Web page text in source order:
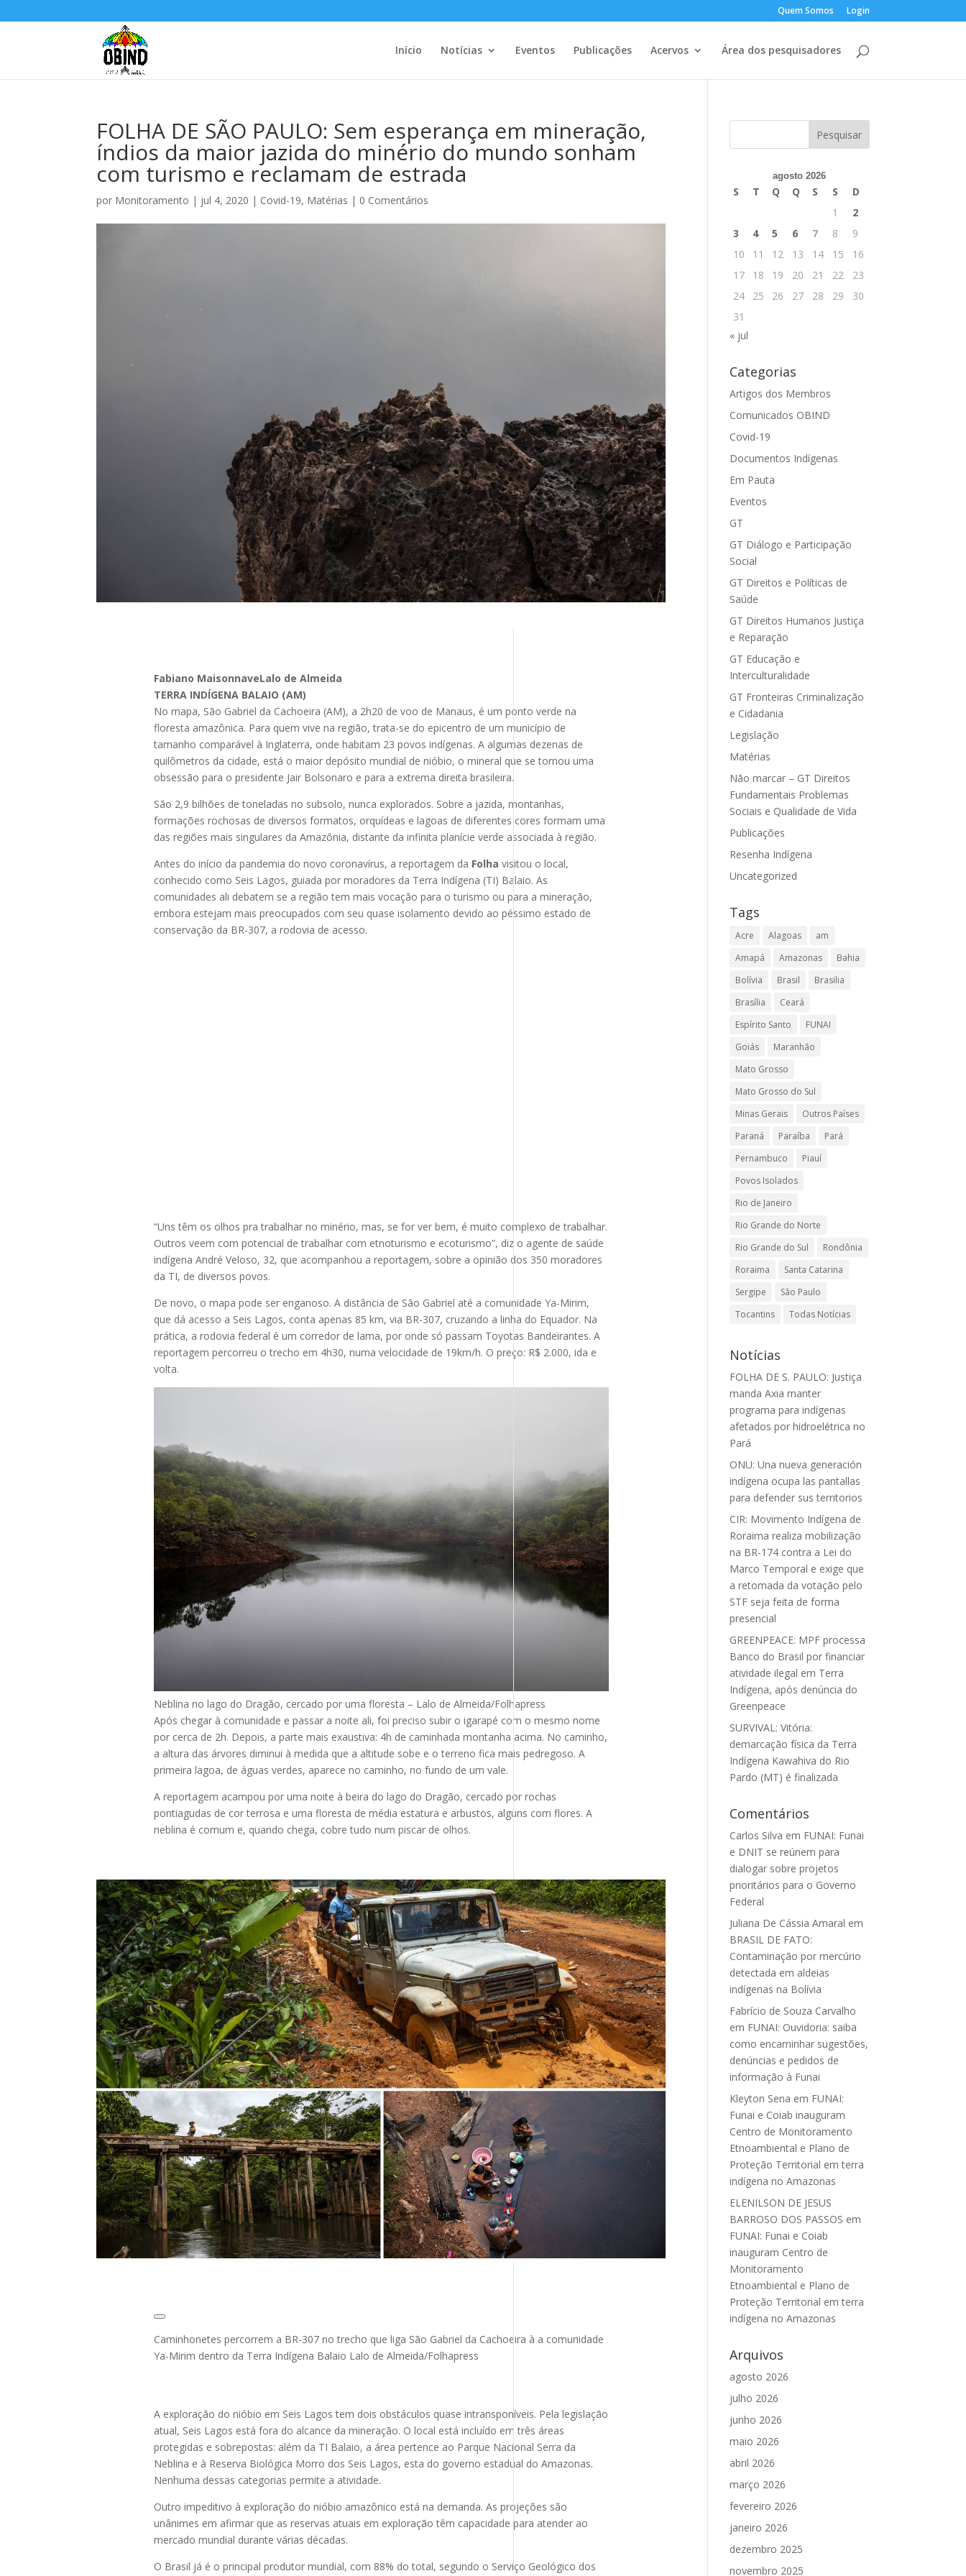
Quem Somos Login
Início Notícias Eventos Publicações Acervos Área dos pesquisadores
FOLHA DE SÃO PAULO: Sem esperança em mineração,
índios da maior jazida do minério do mundo sonham
com turismo e reclamam de estrada
por Monitoramento | jul 4, 2020 | Covid-19, Matérias | 0 Comentários
Fabiano MaisonnaveLalo de Almeida
TERRA INDÍGENA BALAIO (AM)
No mapa, São Gabriel da Cachoeira (AM), a 2h20 de voo de Manaus, é um ponto verde na
floresta amazônica. Para quem vive na região, trata-se do epicentro de um município de
tamanho comparável à Inglaterra, onde habitam 23 povos indígenas. A algumas dezenas de
quilômetros da cidade, está o maior depósito mundial de nióbio, o mineral que se tornou uma
obsessão para o presidente Jair Bolsonaro e para a extrema direita brasileira.
São 2,9 bilhões de toneladas no subsolo, nunca explorados. Sobre a jazida, montanhas,
formações rochosas de diversos formatos, orquídeas e lagoas de diferentes cores formam uma
das regiões mais singulares da Amazônia, distante da infinita planície verde associada à região.
Antes do início da pandemia do novo coronavírus, a reportagem da Folha visitou o local,
conhecido como Seis Lagos, guiada por moradores da Terra Indígena (TI) Balaio. As
comunidades ali debatem se a região tem mais vocação para o turismo ou para a mineração,
embora estejam mais preocupados com seu quase isolamento devido ao péssimo estado de
conservação da BR-307, a rodovia de acesso.
“Uns têm os olhos pra trabalhar no minério, mas, se for ver bem, é muito complexo de trabalhar.
Outros veem com potencial de trabalhar com etnoturismo e ecoturismo”, diz o agente de saúde
indígena André Veloso, 32, que acompanhou a reportagem, sobre a opinião dos 350 moradores
da TI, de diversos povos.
De novo, o mapa pode ser enganoso. A distância de São Gabriel até a comunidade Ya-Mirim,
que dá acesso a Seis Lagos, conta apenas 85 km, via BR-307, cruzando a linha do Equador. Na
prática, a rodovia federal é um corredor de lama, por onde só passam Toyotas Bandeirantes. A
reportagem percorreu o trecho em 4h30, numa velocidade de 19km/h. O preço: R$ 2.000, ida e
volta.
Neblina no lago do Dragão, cercado por uma floresta – Lalo de Almeida/Folhapress
Após chegar à comunidade e passar a noite ali, foi preciso subir o igarapé com o mesmo nome
por cerca de 2h. Depois, a parte mais exaustiva: 4h de caminhada montanha acima. No caminho,
a altura das árvores diminui à medida que a altitude sobe e o terreno fica mais pedregoso. A
primeira lagoa, de águas verdes, aparece no caminho, no fundo de um vale.
A reportagem acampou por uma noite à beira do lago do Dragão, cercado por rochas
pontiagudas de cor terrosa e uma floresta de média estatura e arbustos, alguns com flores. A
neblina é comum e, quando chega, cobre tudo num piscar de olhos.
Caminhonetes percorrem a BR-307 no trecho que liga São Gabriel da Cachoeira à a comunidade
Ya-Mirim dentro da Terra Indígena Balaio Lalo de Almeida/Folhapress
A exploração do nióbio em Seis Lagos tem dois obstáculos quase intransponíveis. Pela legislação
atual, Seis Lagos está fora do alcance da mineração. O local está incluído em três áreas
protegidas e sobrepostas: além da TI Balaio, a área pertence ao Parque Nacional Serra da
Neblina e à Reserva Biológica Morro dos Seis Lagos, esta do governo estadual do Amazonas.
Nenhuma dessas categorias permite a atividade.
Outro impeditivo à exploração do nióbio amazônico está na demanda. As projeções são
unânimes em afirmar que as reservas atuais em exploração têm capacidade para atender ao
mercado mundial durante várias décadas.
O Brasil já é o principal produtor mundial, com 88% do total, segundo o Serviço Geológico dos
agosto 2026
S T Q Q S S
D
1
2
3
4 5 6 7 8
9
10
11 12 13 14 15
16
17
18 19 20 21 22
23
24
25 26 27 28 29
30
31
« jul
Categorias
Artigos dos Membros
Comunicados OBIND
Covid-19
Documentos Indígenas
Em Pauta
Eventos
GT
GT Diálogo e Participação
Social
GT Direitos e Políticas de
Saúde
GT Direitos Humanos Justiça
e Reparação
GT Educação e
Interculturalidade
GT Fronteiras Criminalização
e Cidadania
Legislação
Matérias
Não marcar – GT Direitos
Fundamentais Problemas
Sociais e Qualidade de Vida
Publicações
Resenha Indígena
Uncategorized
Tags
Acre Alagoas
am
Amapá
Amazonas
Bahia
Bolívia
Brasil
Brasilia
Brasília
Ceará
Espírito Santo
FUNAI
Goiás
Maranhão
Mato Grosso
Mato Grosso do Sul
Minas Gerais
Outros Países
Paraná
Paraíba
Pará
Pernambuco
Piauí
Povos Isolados
Rio de Janeiro
Rio Grande do Norte
Rio Grande do Sul
Rondônia
Roraima
Santa Catarina
Sergipe
São Paulo
Tocantins
Todas Notícias
Notícias
FOLHA DE S. PAULO: Justiça
manda Axia manter
programa para indígenas
afetados por hidroelétrica no
Pará
ONU: Una nueva generación
indígena ocupa las pantallas
para defender sus territorios
CIR: Movimento Indígena de
Roraima realiza mobilização
na BR-174 contra a Lei do
Marco Temporal e exige que
a retomada da votação pelo
STF seja feita de forma
presencial
GREENPEACE: MPF processa
Banco do Brasil por financiar
atividade ilegal em Terra
Indígena, após denúncia do
Greenpeace
SURVIVAL: Vitória:
demarcação física da Terra
Indígena Kawahiva do Rio
Pardo (MT) é finalizada
Comentários
Carlos Silva em FUNAI: Funai
e DNIT se reúnem para
dialogar sobre projetos
prioritários para o Governo
Federal
Juliana De Cássia Amaral em
BRASIL DE FATO:
Contaminação por mercúrio
detectada em aldeias
indígenas na Bolívia
Fabrício de Souza Carvalho
em FUNAI: Ouvidoria: saiba
como encaminhar sugestões,
denúncias e pedidos de
informação à Funai
Kleyton Sena em FUNAI:
Funai e Coiab inauguram
Centro de Monitoramento
Etnoambiental e Plano de
Proteção Territorial em terra
indígena no Amazonas
ELENILSON DE JESUS
BARROSO DOS PASSOS em
FUNAI: Funai e Coiab
inauguram Centro de
Monitoramento
Etnoambiental e Plano de
Proteção Territorial em terra
indígena no Amazonas
Arquivos
agosto 2026
julho 2026
junho 2026
maio 2026
abril 2026
março 2026
fevereiro 2026
janeiro 2026
dezembro 2025
novembro 2025